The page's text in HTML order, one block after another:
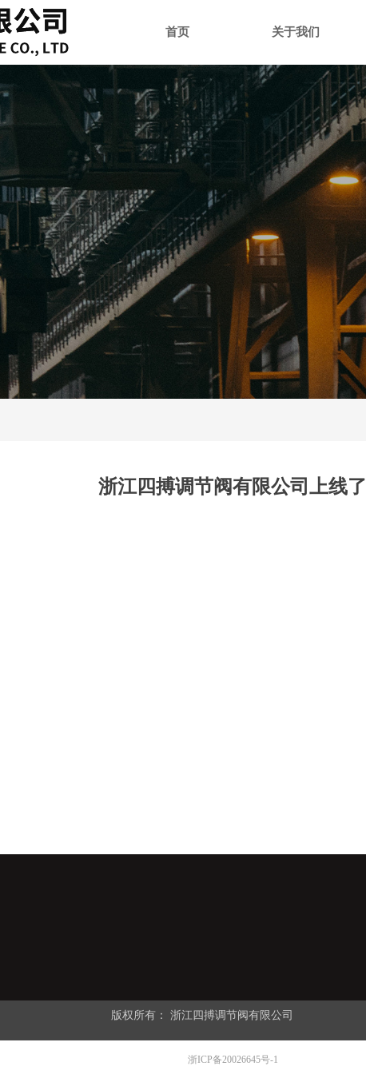
首页 关于我们
浙江四搏调节阀有限公司上线了
版权所有： 浙江四搏调节阀有限公司
浙ICP备20026645号-1